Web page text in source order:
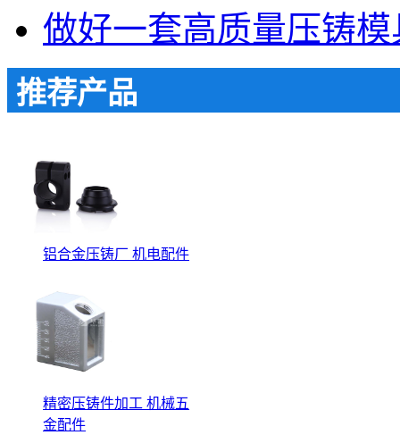
做好一套高质量压铸
推荐产品
铝合金压铸厂 机电配件
精密压铸件加工 机械五
金配件